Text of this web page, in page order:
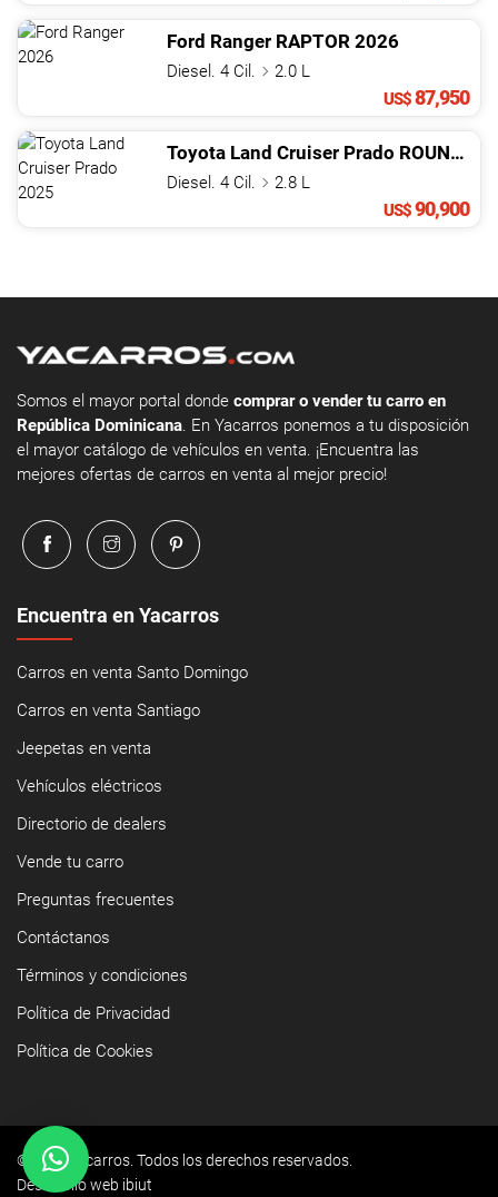
Ford Ranger RAPTOR 2026
Diesel. 4 Cil.
2.0 L
US$87,950
Toyota Land Cruiser Prado ROUNDER LAUNCH EDITION
Diesel. 4 Cil.
2.8 L
US$90,900
Somos el mayor portal donde comprar o vender tu carro en
República Dominicana. En Yacarros ponemos a tu disposición
el mayor catálogo de vehículos en venta. ¡Encuentra las
mejores ofertas de carros en venta al mejor precio!
Encuentra en Yacarros
Carros en venta Santo Domingo
Carros en venta Santiago
Jeepetas en venta
Vehículos eléctricos
Directorio de dealers
Vende tu carro
Preguntas frecuentes
Contáctanos
Términos y condiciones
Política de Privacidad
Política de Cookies
©2026 Yacarros. Todos los derechos reservados.
Desarrollo web ibiut